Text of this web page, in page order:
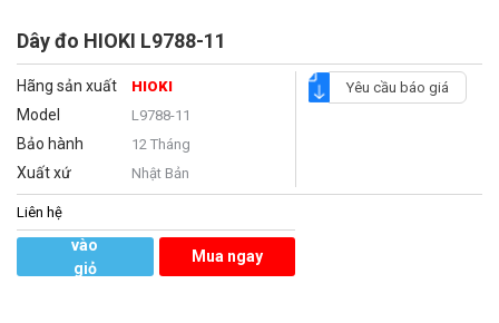
Dây đo HIOKI L9788-11
Hãng sản xuất HIOKI
Model L9788-11
Bảo hành 12 Tháng
Xuất xứ Nhật Bản
Yêu cầu báo giá
Liên hệ
vào
giỏ
Mua ngay